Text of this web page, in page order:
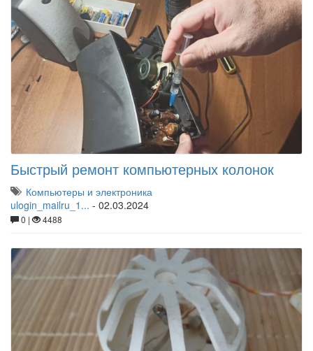
Быстрый ремонт компьютерных колонок
Компьютеры и электроника
ulogin_mailru_1... - 02.03.2024
0 | 4488